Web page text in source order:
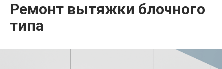
Ремонт вытяжки блочного
типа